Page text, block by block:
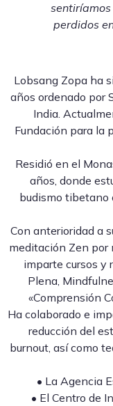
perdidos
Lobsang Zopa ha
años ordenado por
India.
Fundación para la
Residió en el
años, donde
budismo tibetano
Con anterioridad a
meditación Zen por
imparte cursos y
Plena,
«Comprensión
Ha colaborado e
reducción del
burnout, así como
• La Agencia
• El Centro de